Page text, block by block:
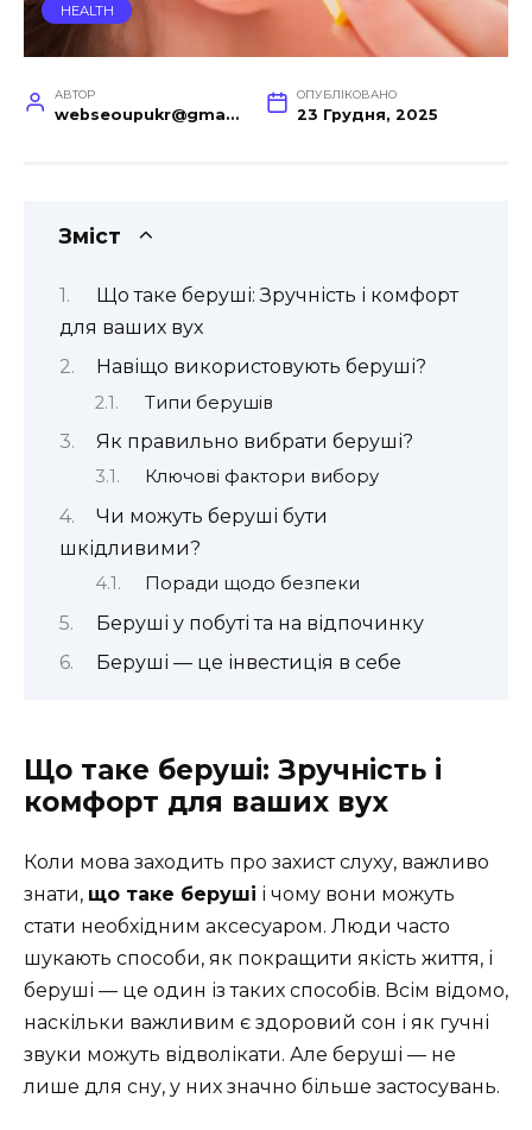
HEALTH
АВТОР
webseoupukr@gmail.com
ОПУБЛІКОВАНО
23 Грудня, 2025
Зміст
Що таке беруші: Зручність і комфорт
для ваших вух
Навіщо використовують беруші?
Типи берушів
Як правильно вибрати беруші?
Ключові фактори вибору
Чи можуть беруші бути
шкідливими?
Поради щодо безпеки
Беруші у побуті та на відпочинку
Беруші — це інвестиція в себе
Що таке беруші: Зручність і
комфорт для ваших вух
Коли мова заходить про захист слуху, важливо
знати, що таке беруші і чому вони можуть
стати необхідним аксесуаром. Люди часто
шукають способи, як покращити якість життя, і
беруші — це один із таких способів. Всім відомо,
наскільки важливим є здоровий сон і як гучні
звуки можуть відволікати. Але беруші — не
лише для сну, у них значно більше застосувань.